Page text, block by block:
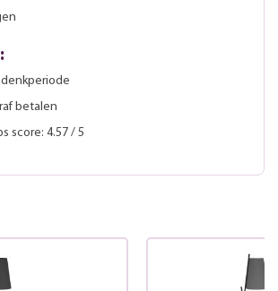
betalen
score: 4.57 / 5